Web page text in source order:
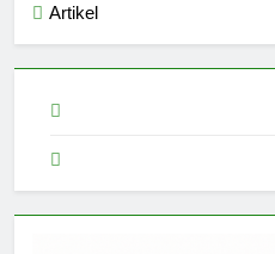
Artikel